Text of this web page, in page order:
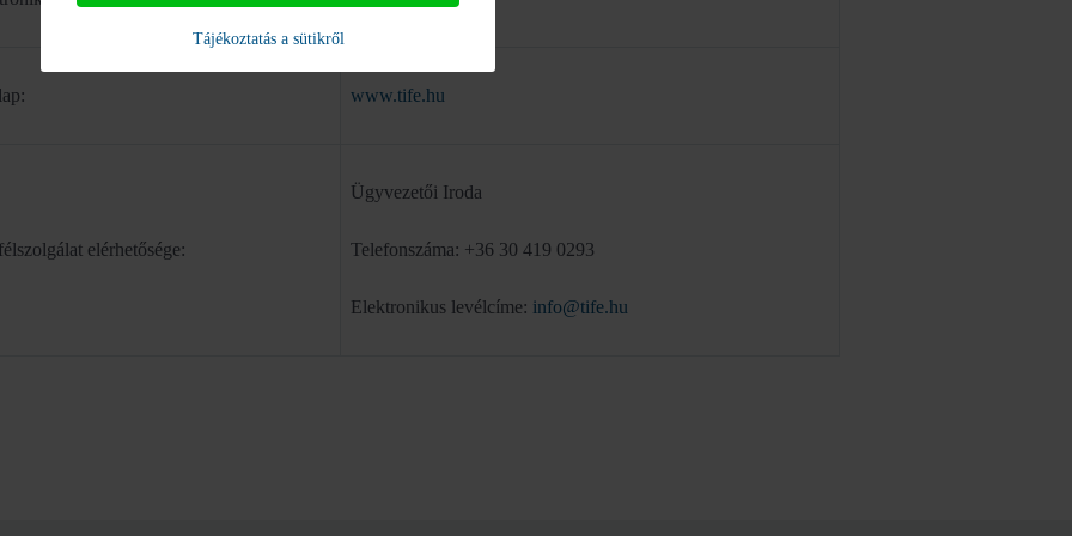
www.tife.hu
elérhetősége:
Ügyvezetői Iroda
Telefonszáma: +36 30 419 0293
Elektronikus levélcíme: info@tife.hu
Tájékoztatás a sütikről